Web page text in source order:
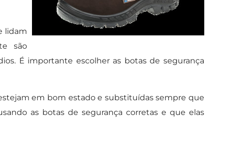
lidam
são
É importante escolher as botas de segurança
em bom estado e substituídas sempre que
as botas de segurança corretas e que elas